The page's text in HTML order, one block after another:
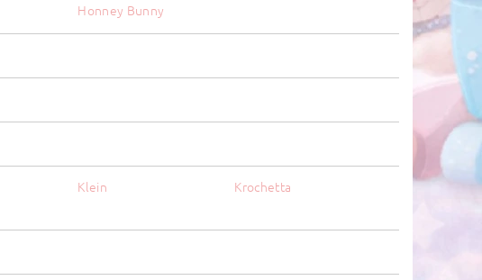
Honney Bunny
Klein
Krochetta